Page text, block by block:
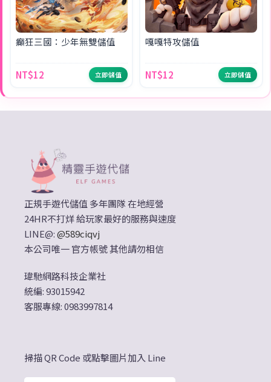
癲狂三國：少年無雙儲值
NT$12 立即儲值
嘎嘎特攻儲值
NT$12 立即儲值
正規手遊代儲值 多年團隊 在地經營
24HR不打烊 給玩家最好的服務與速度
LINE@:@589ciqvj
本公司唯一 官方帳號 其他請勿相信
瑋馳網路科技企業社
統編: 93015942
客服專線: 0983997814
掃描 QR Code 或點擊圖片加入 Line